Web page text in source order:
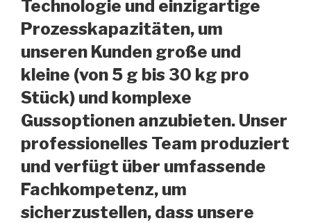
Technologie und einzigartige
Prozesskapazitäten, um
unseren Kunden große und
kleine (von 5 g bis 30 kg pro
Stück) und komplexe
Gussoptionen anzubieten. Unser
professionelles Team produziert
und verfügt über umfassende
Fachkompetenz, um
sicherzustellen, dass unsere